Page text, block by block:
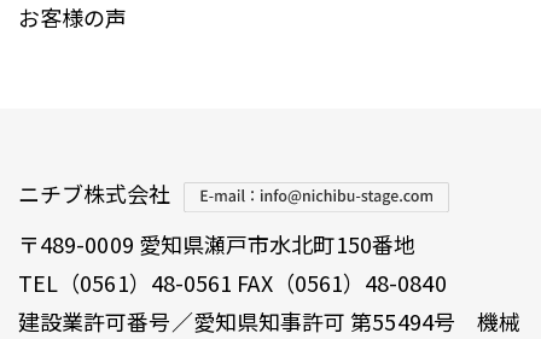
お客様の声
ニチブ株式会社
〒489-0009 愛知県瀬戸市水北町150番地
TEL（0561）48-0561 FAX（0561）48-0840
建設業許可番号／愛知県知事許可 第55494号 機械